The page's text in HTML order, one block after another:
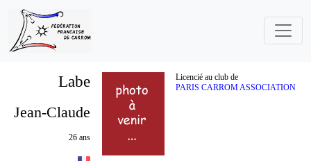
Labe
Licencié au club de
PARIS CARROM ASSOCIATION
Jean-Claude
26 ans